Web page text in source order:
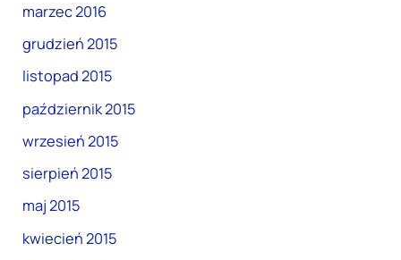
marzec 2016
grudzień 2015
listopad 2015
październik 2015
wrzesień 2015
sierpień 2015
maj 2015
kwiecień 2015